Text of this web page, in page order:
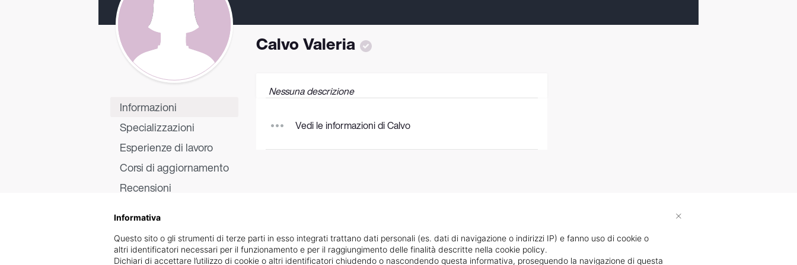
Informazioni
Specializzazioni
Esperienze di lavoro
Corsi di aggiornamento
Recensioni
Calvo Valeria
Nessuna descrizione
Vedi le informazioni di Calvo
Informativa
Questo sito o gli strumenti di terze parti in esso integrati trattano dati personali (es. dati di navigazione o indirizzi IP) e fanno uso di cookie o
altri identificatori necessari per il funzionamento e per il raggiungimento delle finalità descritte nella cookie policy.
Dichiari di accettare l’utilizzo di cookie o altri identificatori chiudendo o nascondendo questa informativa, proseguendo la navigazione di questa
×